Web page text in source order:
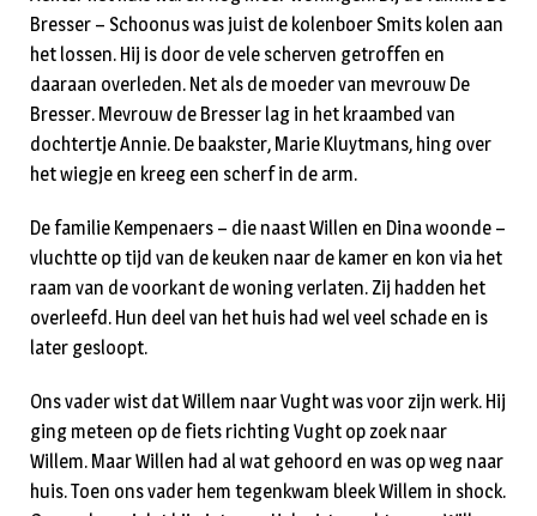
Bresser – Schoonus was juist de kolenboer Smits kolen aan
het lossen. Hij is door de vele scherven getroffen en
daaraan overleden. Net als de moeder van mevrouw De
Bresser. Mevrouw de Bresser lag in het kraambed van
dochtertje Annie. De baakster, Marie Kluytmans, hing over
het wiegje en kreeg een scherf in de arm.
De familie Kempenaers – die naast Willen en Dina woonde –
vluchtte op tijd van de keuken naar de kamer en kon via het
raam van de voorkant de woning verlaten. Zij hadden het
overleefd. Hun deel van het huis had wel veel schade en is
later gesloopt.
Ons vader wist dat Willem naar Vught was voor zijn werk. Hij
ging meteen op de fiets richting Vught op zoek naar
Willem. Maar Willen had al wat gehoord en was op weg naar
huis. Toen ons vader hem tegenkwam bleek Willem in shock.